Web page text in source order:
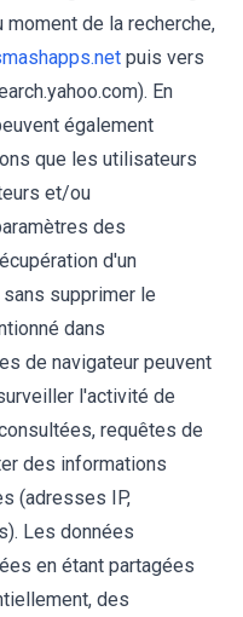
de la recherche,
puis vers
En
également
que les utilisateurs
et/ou
des
d'un
supprimer le
dans
de navigateur peuvent
l'activité de
requêtes de
des informations
(adresses IP,
Les données
en étant partagées
des